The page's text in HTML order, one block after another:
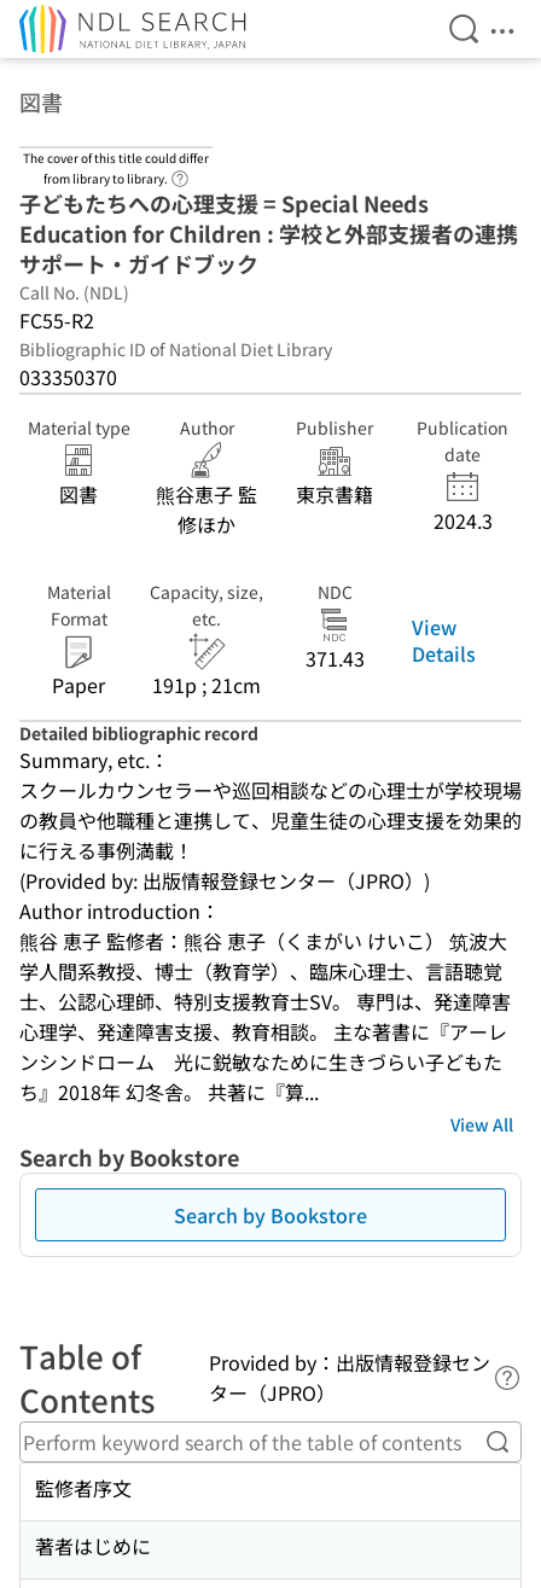
Open
図書
The cover of this title could differ
from library to library.
子どもたちへの心理支援 = Special Needs
Education for Children : 学校と外部支援者の連携
サポート・ガイドブック
Call No. (NDL)
FC55-R2
Bibliographic ID of National Diet Library
033350370
Material type
図書
Author
熊谷恵子 監
修ほか
Publisher
東京書籍
Publication
date
2024.3
Material
Format
Paper
Capacity, size,
etc.
191p ; 21cm
NDC
371.43
View
Details
Detailed bibliographic record
Summary, etc.：
スクールカウンセラーや巡回相談などの心理士が学校現場
の教員や他職種と連携して、児童生徒の心理支援を効果的
に行える事例満載！
(Provided by: 出版情報登録センター（JPRO）)
Author introduction：
熊谷 恵子 監修者：熊谷 恵子（くまがい けいこ） 筑波大
学人間系教授、博士（教育学）、臨床心理士、言語聴覚
士、公認心理師、特別支援教育士SV。 専門は、発達障害
心理学、発達障害支援、教育相談。 主な著書に『アーレ
ンシンドローム　光に鋭敏なために生きづらい子どもた
ち』2018年 幻冬舎。 共著に『算...
View All
Search by Bookstore
Search by Bookstore
Table of
Contents
Provided by：出版情報登録セン
ター（JPRO）
監修者序文
著者はじめに